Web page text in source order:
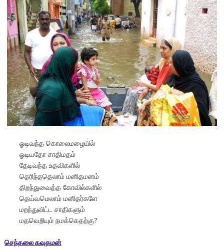
ஓடிவந்த கொலைமழையில்
ஓடியதோ சாதிமதம்
தேடிவந்த உதவிகளில்
தெரிந்ததெலாம் மனிதமனம்
திறந்துவைத்த கோவில்களில்
தெய்வமெலாம் மனிதர்களே
மறந்துவிட்ட சாதிகளும்
மதவெறியும் நமக்கெதற்கு?
செந்தலை கவுதமன்